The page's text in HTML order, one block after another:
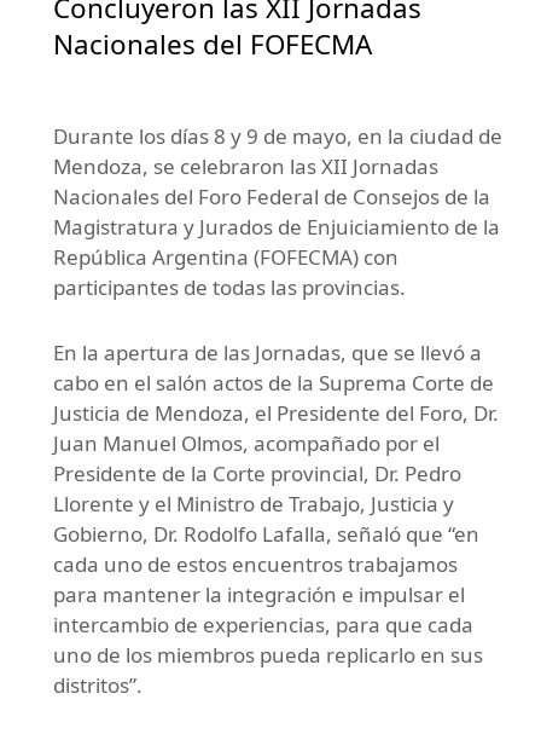
Concluyeron las XII Jornadas
Nacionales del FOFECMA
Durante los días 8 y 9 de mayo, en la ciudad de
Mendoza, se celebraron las XII Jornadas
Nacionales del Foro Federal de Consejos de la
Magistratura y Jurados de Enjuiciamiento de la
República Argentina (FOFECMA) con
participantes de todas las provincias.
En la apertura de las Jornadas, que se llevó a
cabo en el salón actos de la Suprema Corte de
Justicia de Mendoza, el Presidente del Foro, Dr.
Juan Manuel Olmos, acompañado por el
Presidente de la Corte provincial, Dr. Pedro
Llorente y el Ministro de Trabajo, Justicia y
Gobierno, Dr. Rodolfo Lafalla, señaló que “en
cada uno de estos encuentros trabajamos
para mantener la integración e impulsar el
intercambio de experiencias, para que cada
uno de los miembros pueda replicarlo en sus
distritos”.